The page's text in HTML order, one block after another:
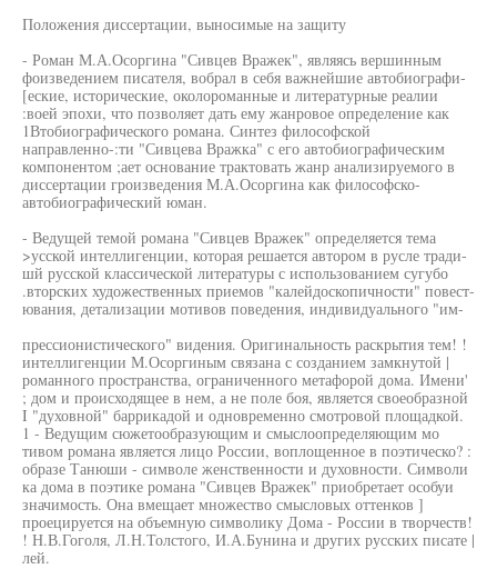
Положения диссертации, выносимые на защиту
- Роман М.А.Осоргина "Сивцев Вражек", являясь вершинным
фоизведением писателя, вобрал в себя важнейшие автобиографи-
[еские, исторические, околороманные и литературные реалии
:воей эпохи, что позволяет дать ему жанровое определение как
1Втобиографического романа. Синтез философской
направленно-:ти "Сивцева Вражка" с его автобиографическим
компонентом ;ает основание трактовать жанр анализируемого в
диссертации гроизведения М.А.Осоргина как философско-
автобиографический юман.
- Ведущей темой романа "Сивцев Вражек" определяется тема
>усской интеллигенции, которая решается автором в русле тради-
шй русской классической литературы с использованием сугубо
.вторских художественных приемов "калейдоскопичности" повест-
ювания, детализации мотивов поведения, индивидуального "им-
прессионистического" видения. Оригинальность раскрытия тем! !
интеллигенции М.Осоргиным связана с созданием замкнутой |
романного пространства, ограниченного метафорой дома. Имени'
; дом и происходящее в нем, а не поле боя, является своеобразной
I "духовной" баррикадой и одновременно смотровой площадкой.
1 - Ведущим сюжетообразующим и смыслоопределяющим мо
тивом романа является лицо России, воплощенное в поэтическо? :
образе Танюши - символе женственности и духовности. Символи
ка дома в поэтике романа "Сивцев Вражек" приобретает особуи
значимость. Она вмещает множество смысловых оттенков ]
проецируется на объемную символику Дома - России в творчеств!
! Н.В.Гоголя, Л.Н.Толстого, И.А.Бунина и других русских писате |
лей.